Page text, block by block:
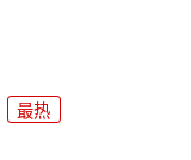
最热